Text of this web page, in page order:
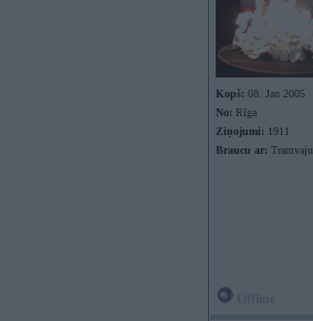
Kopš: 08. Jan 2005
No: Rīga
Ziņojumi: 1911
Braucu ar: Tramvaju